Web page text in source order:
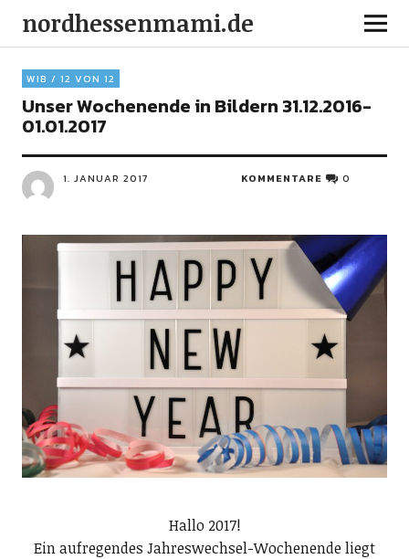
nordhessenmami.de
WIB / 12 VON 12
Unser Wochenende in Bildern 31.12.2016-
01.01.2017
1. JANUAR 2017 KOMMENTARE 0
Hallo 2017!
Ein aufregendes Jahreswechsel-Wochenende liegt